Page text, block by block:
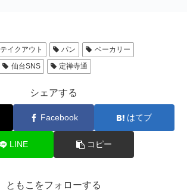
テイクアウト パン
ベーカリー
仙台SNS 定禅寺通
シェアする
Facebook はてブ
LINE コピー
ともこをフォローする